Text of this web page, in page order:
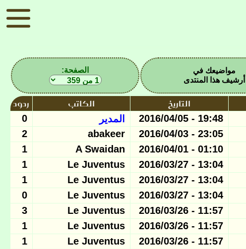
مواضيعك في
أرشيف هذا المنتدى
الصفحة:
التاريخ الكاتب ردود
19:48 - 2016/04/05 المدير
0
23:05 - 2016/04/03
abakeer
2
01:10 - 2016/04/01
A Swaidan
1
13:04 - 2016/03/27
Le Juventus
1
13:04 - 2016/03/27
Le Juventus
1
13:04 - 2016/03/27
Le Juventus
0
11:57 - 2016/03/26
Le Juventus
3
11:57 - 2016/03/26
Le Juventus
1
11:57 - 2016/03/26
Le Juventus
1